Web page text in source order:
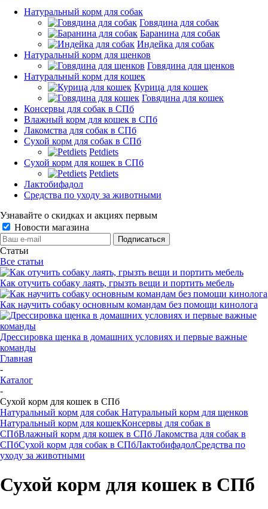
Натуральный корм для собак
Говядина для собак
Баранина для собак
Индейка для собак
Натуральный корм для щенков
Говядина для щенков
Натуральный корм для кошек
Курица для кошек
Говядина для кошек
Консервы для собак в СПб
Влажный корм для кошек в СПб
Лакомства для собак в СПб
Сухой корм для собак в СПб
Petdiets
Сухой корм для кошек в СПб
Petdiets
Лактобифадол
Средства по уходу за животными
Узнавайте о скидках и акциях первым
Новости магазина
Статьи
Все статьи
Как отучить собаку лаять, грызть вещи и портить мебель
Как научить собаку основным командам без помощи кинолога
Дрессировка щенка в домашних условиях и первые важные
команды
Главная
-
Каталог
-
Сухой корм для кошек в СПб
Натуральный корм для собак Натуральный корм для щенков
Натуральный корм для кошекКонсервы для собак в
СПбВлажный корм для кошек в СПб Лакомства для собак в
СПбСухой корм для собак в СПбЛактобифадолСредства по
уходу за животными
Сухой корм для кошек в СПб